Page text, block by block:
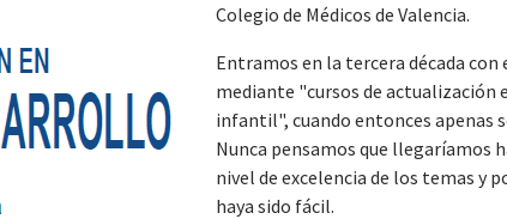
Colegio de Médicos de Valencia.
Entramos en la tercera década
mediante "cursos de actualización
infantil", cuando entonces apenas
Nunca pensamos que llegaríamos
nivel de excelencia de los temas y
haya sido fácil.